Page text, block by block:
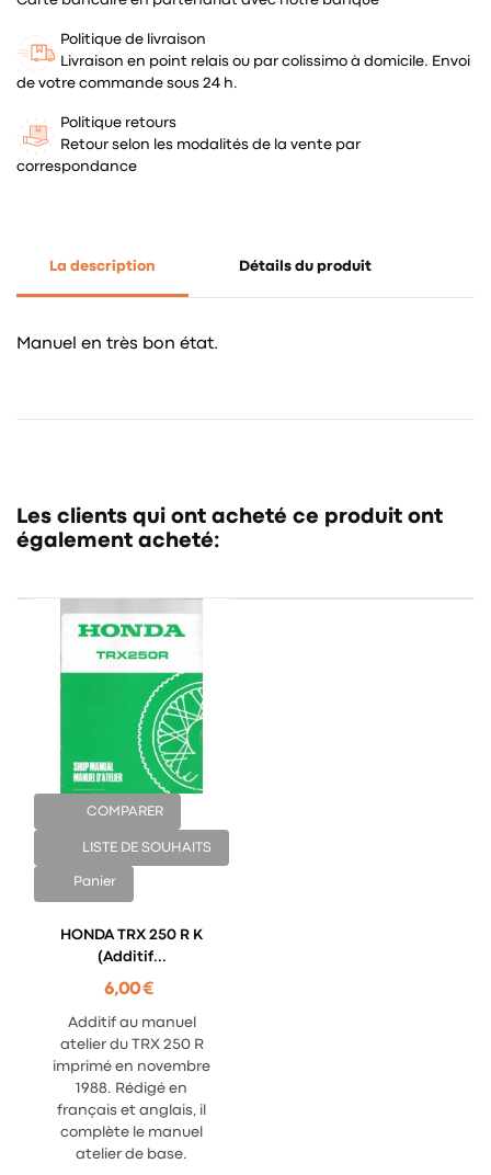
Politique de livraison
Livraison en point relais ou par colissimo à domicile. Envoi
de votre commande sous 24 h.
Politique retours
Retour selon les modalités de la vente par
correspondance
La description Détails du produit
Manuel en très bon état.
Les clients qui ont acheté ce produit ont
également acheté:
COMPARER
LISTE DE SOUHAITS
Panier
HONDA TRX 250 R K
(Additif...
6,00 €
Additif au manuel
atelier du TRX 250 R
imprimé en novembre
1988. Rédigé en
français et anglais, il
complète le manuel
atelier de base.